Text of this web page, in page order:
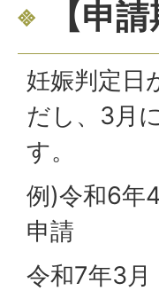
【申請
妊娠判定日
だし、3月
す。
例)令和6年
申請
令和7年3